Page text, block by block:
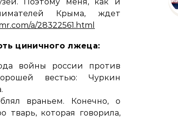
Крыма, ждет
a/28322561.html
циничного лжеца:
войны россии против
вестью: Чуркин
враньем. Конечно, о
тварь, которая говорила,